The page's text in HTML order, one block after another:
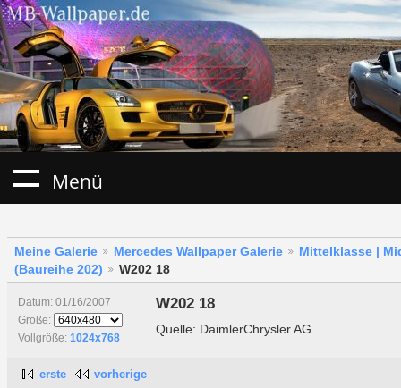
Menü
Meine Galerie Mercedes Wallpaper Galerie
Mittelklasse |
(Baureihe 202)
W202 18
Datum: 01/16/2007
Größe:
Vollgröße: 1024x768
W202 18
Quelle: DaimlerChrysler AG
erste vorherige